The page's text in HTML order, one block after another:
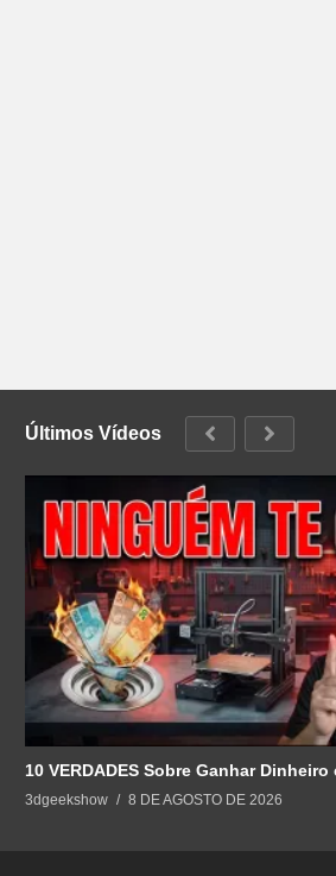
Últimos Vídeos
10 VERDADES Sobre Ganhar
3dgeekshow 8 DE AGOSTO DE 2026